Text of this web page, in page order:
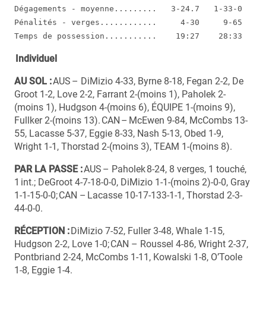
Dégagements - moyenne.........   3-24.7   1-33-0
Pénalités - verges............     4-30     9-65
Temps de possession...........    19:27    28:33
Individuel
AU SOL :AUS – DiMizio 4-33, Byrne 8-18, Fegan 2-2, De
Groot 1-2, Love 2-2, Farrant 2-(moins 1), Paholek 2-
(moins 1), Hudgson 4-(moins 6), ÉQUIPE 1-(moins 9),
Fullker 2-(moins 13). CAN – McEwen 9-84, McCombs 13-
55, Lacasse 5-37, Eggie 8-33, Nash 5-13, Obed 1-9,
Wright 1-1, Thorstad 2-(moins 3), TEAM 1-(moins 8).
PAR LA PASSE :AUS – Paholek 8-24, 8 verges, 1 touché,
1 int.; DeGroot 4-7-18-0-0, DiMizio 1-1-(moins 2)-0-0, Gray
1-1-15-0-0; CAN – Lacasse 10-17-133-1-1, Thorstad 2-3-
44-0-0.
RÉCEPTION :DiMizio 7-52, Fuller 3-48, Whale 1-15,
Hudgson 2-2, Love 1-0; CAN – Roussel 4-86, Wright 2-37,
Pontbriand 2-24, McCombs 1-11, Kowalski 1-8, O’Toole
1-8, Eggie 1-4.